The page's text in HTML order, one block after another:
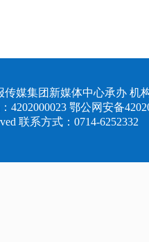
媒集团新媒体中心承办 机
4202000023 鄂公网安备
联系方式：0714-6252332